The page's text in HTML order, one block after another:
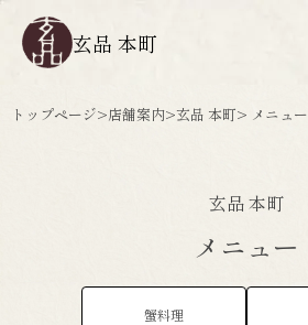
玄品 本町
トップページ>店舗案内>玄品 本町> メニュー
玄品 本町
メニュー
蟹料理